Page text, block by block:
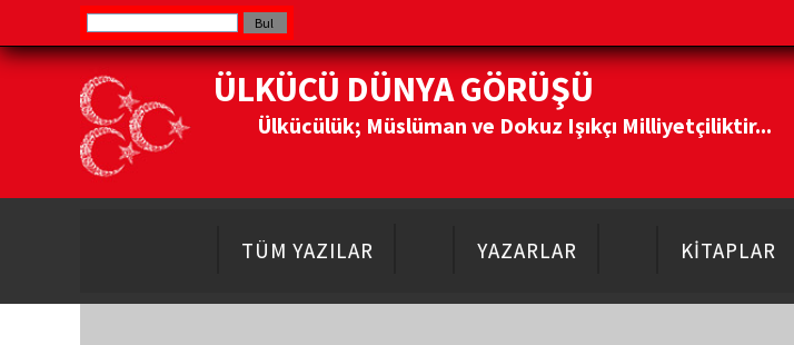
ÜLKÜCÜ DÜNYA GÖRÜŞÜ
Ülkücülük; Müslüman ve Dokuz Işıkçı Milliyetçiliktir...
TÜM YAZILAR YAZARLAR KİTAPLAR